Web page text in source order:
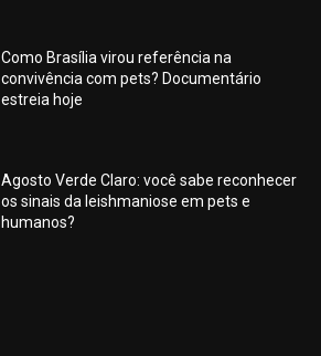
Como Brasília virou referência na
convivência com pets? Documentário
estreia hoje
Agosto Verde Claro: você sabe reconhecer
os sinais da leishmaniose em pets e
humanos?